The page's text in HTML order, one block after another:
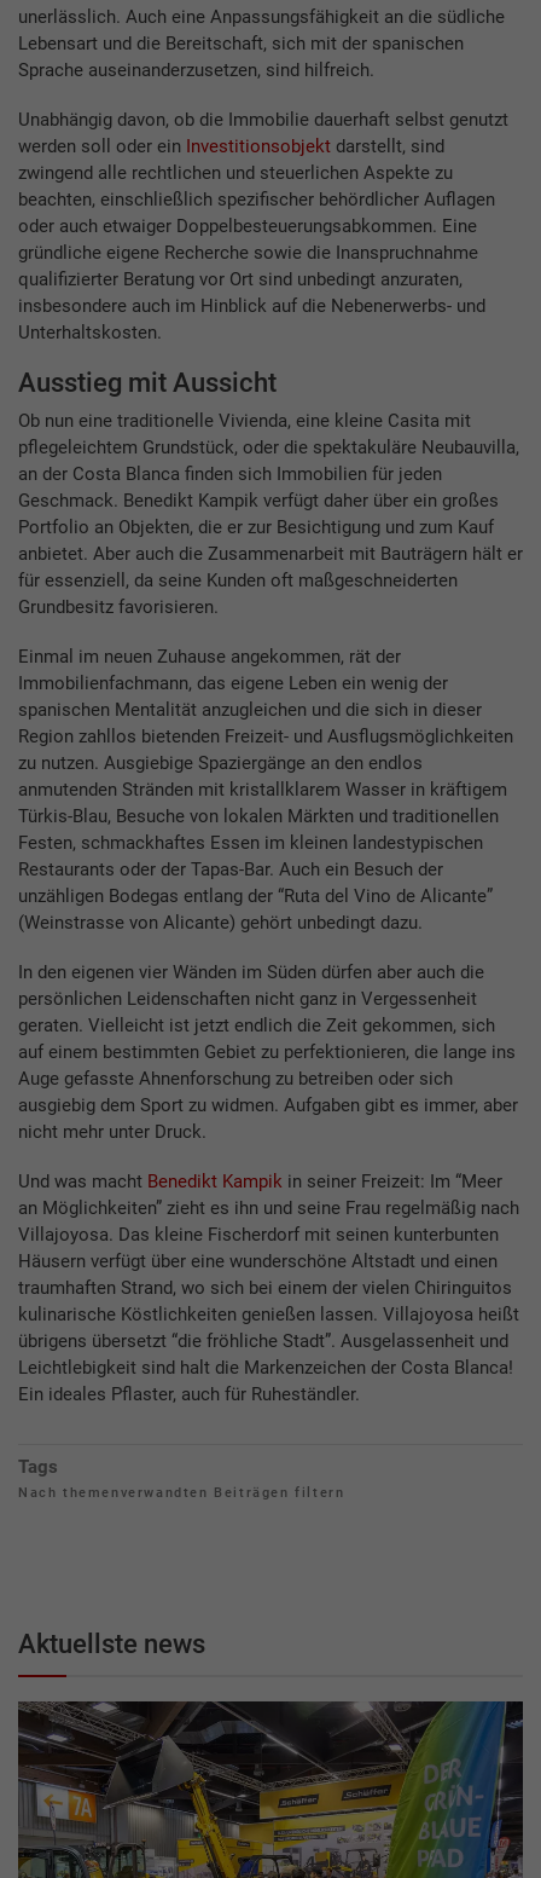
unerlässlich. Auch eine Anpassungsfähigkeit an die südliche
Lebensart und die Bereitschaft, sich mit der spanischen
Sprache auseinanderzusetzen, sind hilfreich.
Unabhängig davon, ob die Immobilie dauerhaft selbst genutzt
werden soll oder ein Investitionsobjekt darstellt, sind
zwingend alle rechtlichen und steuerlichen Aspekte zu
beachten, einschließlich spezifischer behördlicher Auflagen
oder auch etwaiger Doppelbesteuerungsabkommen. Eine
gründliche eigene Recherche sowie die Inanspruchnahme
qualifizierter Beratung vor Ort sind unbedingt anzuraten,
insbesondere auch im Hinblick auf die Nebenerwerbs- und
Unterhaltskosten.
Ausstieg mit Aussicht
Ob nun eine traditionelle Vivienda, eine kleine Casita mit
pflegeleichtem Grundstück, oder die spektakuläre Neubauvilla,
an der Costa Blanca finden sich Immobilien für jeden
Geschmack. Benedikt Kampik verfügt daher über ein großes
Portfolio an Objekten, die er zur Besichtigung und zum Kauf
anbietet. Aber auch die Zusammenarbeit mit Bauträgern hält er
für essenziell, da seine Kunden oft maßgeschneiderten
Grundbesitz favorisieren.
Einmal im neuen Zuhause angekommen, rät der
Immobilienfachmann, das eigene Leben ein wenig der
spanischen Mentalität anzugleichen und die sich in dieser
Region zahllos bietenden Freizeit- und Ausflugsmöglichkeiten
zu nutzen. Ausgiebige Spaziergänge an den endlos
anmutenden Stränden mit kristallklarem Wasser in kräftigem
Türkis-Blau, Besuche von lokalen Märkten und traditionellen
Festen, schmackhaftes Essen im kleinen landestypischen
Restaurants oder der Tapas-Bar. Auch ein Besuch der
unzähligen Bodegas entlang der “Ruta del Vino de Alicante”
(Weinstrasse von Alicante) gehört unbedingt dazu.
In den eigenen vier Wänden im Süden dürfen aber auch die
persönlichen Leidenschaften nicht ganz in Vergessenheit
geraten. Vielleicht ist jetzt endlich die Zeit gekommen, sich
auf einem bestimmten Gebiet zu perfektionieren, die lange ins
Auge gefasste Ahnenforschung zu betreiben oder sich
ausgiebig dem Sport zu widmen. Aufgaben gibt es immer, aber
nicht mehr unter Druck.
Und was macht Benedikt Kampik in seiner Freizeit: Im “Meer
an Möglichkeiten” zieht es ihn und seine Frau regelmäßig nach
Villajoyosa. Das kleine Fischerdorf mit seinen kunterbunten
Häusern verfügt über eine wunderschöne Altstadt und einen
traumhaften Strand, wo sich bei einem der vielen Chiringuitos
kulinarische Köstlichkeiten genießen lassen. Villajoyosa heißt
übrigens übersetzt “die fröhliche Stadt”. Ausgelassenheit und
Leichtlebigkeit sind halt die Markenzeichen der Costa Blanca!
Ein ideales Pflaster, auch für Ruheständler.
Tags
Nach themenverwandten Beiträgen filtern
Aktuellste news